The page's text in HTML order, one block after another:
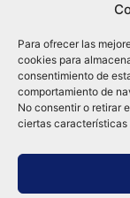
Para ofrecer las
cookies para
consentimiento de
comportamiento de
No consentir o retirar
ciertas características
Tu compra es
mejores prácticas de
Distribuidora
e-commerce